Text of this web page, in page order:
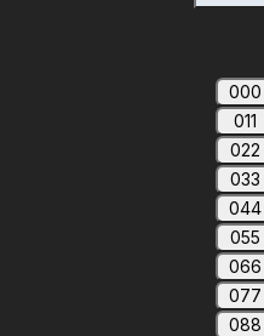
000
011
022
033
044
055
066
077
088